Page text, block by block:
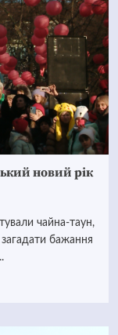
новий рік
чайна-таун,
бажання